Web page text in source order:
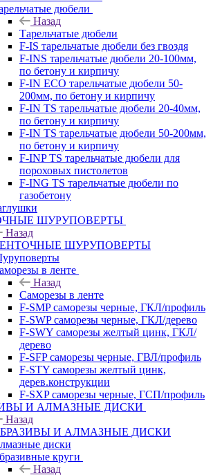
дюбели
Назад
Тарельчатые дюбели
F-IS тарельчатые дюбели без гвоздя
F-INS тарельчатые дюбели 20-100мм,
по бетону и кирпичу
F-IN ECO тарельчатые дюбели 50-
200мм, по бетону и кирпичу
F-IN TS тарельчатые дюбели 20-40мм,
по бетону и кирпичу
F-IN TS тарельчатые дюбели 50-200мм,
по бетону и кирпичу
F-INP TS тарельчатые дюбели для
пороховых пистолетов
F-ING TS тарельчатые дюбели по
газобетону
ШУРУПОВЕРТЫ
Назад
ШУРУПОВЕРТЫ
в ленте
Назад
Саморезы в ленте
F-SMP саморезы черные, ГКЛ/профиль
F-SWP саморезы черные, ГКЛ/дерево
F-SWY саморезы желтый цинк, ГКЛ/
дерево
F-SFP саморезы черные, ГВЛ/профиль
F-STY саморезы желтый цинк,
дерев.конструкции
F-SXP саморезы черные, ГСП/профиль
И АЛМАЗНЫЕ ДИСКИ
Назад
И АЛМАЗНЫЕ ДИСКИ
диски
круги
Назад